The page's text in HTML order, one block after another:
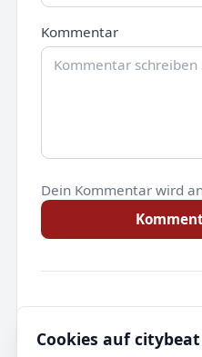
Kommentar
Dein Kommentar wird
Noch keine
Cookies auf citybeat